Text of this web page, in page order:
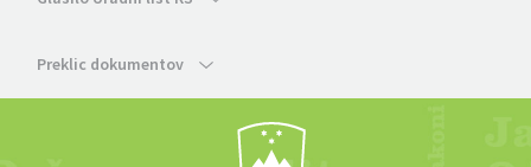
Preklic dokumentov